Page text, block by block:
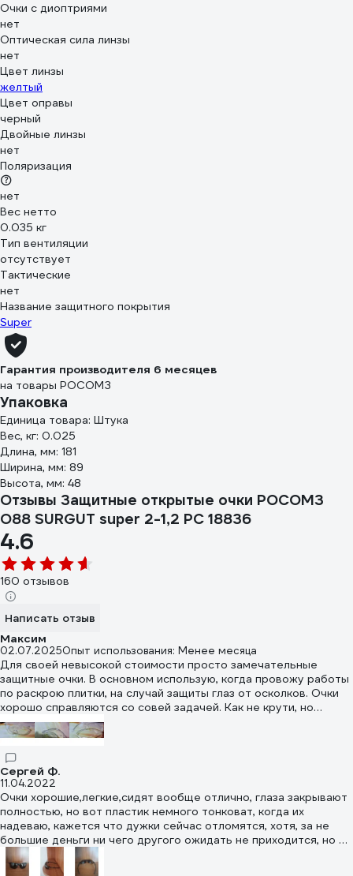
Очки с диоптриями
нет
Оптическая сила линзы
нет
Цвет линзы
желтый
Цвет оправы
черный
Двойные линзы
нет
Поляризация
нет
Вес нетто
0.035 кг
Тип вентиляции
отсутствует
Тактические
нет
Название защитного покрытия
Super
Гарантия производителя 6 месяцев
на товары РОСОМЗ
Упаковка
Единица товара: Штука
Вес, кг: 0.025
Длина, мм: 181
Ширина, мм: 89
Высота, мм: 48
Отзывы Защитные открытые очки РОСОМЗ
O88 SURGUT super 2-1,2 PC 18836
4.6
160 отзывов
Написать отзыв
Максим
02.07.2025Опыт использования: Менее месяца
Для своей невысокой стоимости просто замечательные
защитные очки. В основном использую, когда провожу работы
по раскрою плитки, на случай защиты глаз от осколков. Очки
хорошо справляются со совей задачей. Как не крути, но
мелкие царапины все равно появляться начинают спустя
время. Но на один объект хватает и уже хорошо.
Сергей Ф.
11.04.2022
Очки хорошие,легкие,сидят вообще отлично, глаза закрывают
полностью, но вот пластик немного тонковат, когда их
надеваю, кажется что дужки сейчас отломятся, хотя, за не
большие деньги ни чего другого ожидать не приходится, но в
принципе, если ими аккуратно пользоваться, то очки очень
хорошие, мне они очень понравились!!!!!